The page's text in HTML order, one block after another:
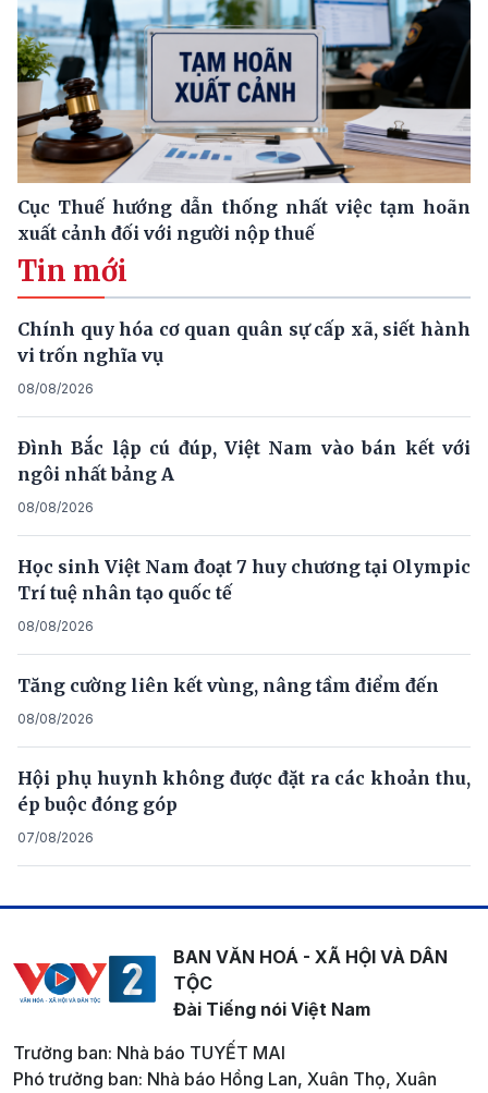
Cục Thuế hướng dẫn thống nhất việc tạm hoãn
xuất cảnh đối với người nộp thuế
Tin mới
Chính quy hóa cơ quan quân sự cấp xã, siết hành
vi trốn nghĩa vụ
08/08/2026
Đình Bắc lập cú đúp, Việt Nam vào bán kết với
ngôi nhất bảng A
08/08/2026
Học sinh Việt Nam đoạt 7 huy chương tại Olympic
Trí tuệ nhân tạo quốc tế
08/08/2026
Tăng cường liên kết vùng, nâng tầm điểm đến
08/08/2026
Hội phụ huynh không được đặt ra các khoản thu,
ép buộc đóng góp
07/08/2026
BAN VĂN HOÁ - XÃ HỘI VÀ DÂN
TỘC
Đài Tiếng nói Việt Nam
Trưởng ban: Nhà báo TUYẾT MAI
Phó trưởng ban: Nhà báo Hồng Lan, Xuân Thọ, Xuân